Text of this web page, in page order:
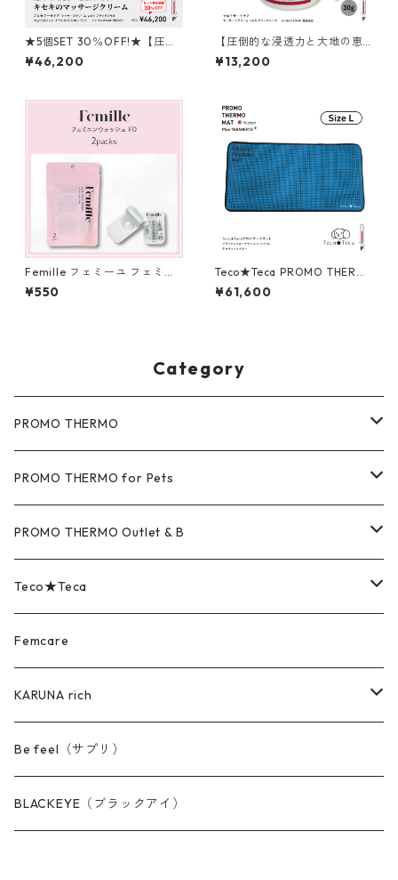
★5個SET 30％OFF!★【圧倒
的な浸透力と大地の恵み】PR
OMO THERMO CARE マッサ
¥46,200
【圧倒的な浸透力と大地の恵
み】PROMO THERMO CARE
マッサージクリーム with ブラ
¥13,200
Femille フェミーユ フェミニ
ンウォッシュFD 2 packs デリ
ケートゾーンソープ
¥550
Teco★Teca PROMO THERM
O MAT テコ★テカ プロモサー
モマット ブラックシリカ＋テ
¥61,600
Category
PROMO THERMO
MAT（マット）
COVER（カバー）
PAD（パッド）
EYE's（アイズ）
FEET's（フィーツ）
AQUA（アクア）
PILLOW（ピロー）
PROMO THERMO for Pets
MAT（マット）
COVER（カバー）
PAD（パッド）
BACK's（バックス）
DENT'z（デンツ）
AQUA（アクア）
PROMO THERMO Outlet & B
Outlet（アウトレット品）
B（難あり品）
Teco★Teca
MAT（マット）
COVER（カバー）
BACK's（バックス）
PAD（パッド）
Femcare
KARUNA rich
KARUNA rich ヘアケア
MAX クイックワン（毛染め）
Be feel（サプリ）
BLACKEYE（ブラックアイ）